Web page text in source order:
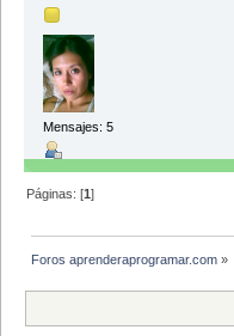
Mensajes: 5
Páginas: [1]
Foros aprenderaprogramar.com »